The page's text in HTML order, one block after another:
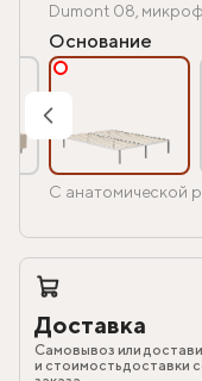
Dumont 08,
Основание
С анатомической
Доставка
Самовывоз или
и стоимость